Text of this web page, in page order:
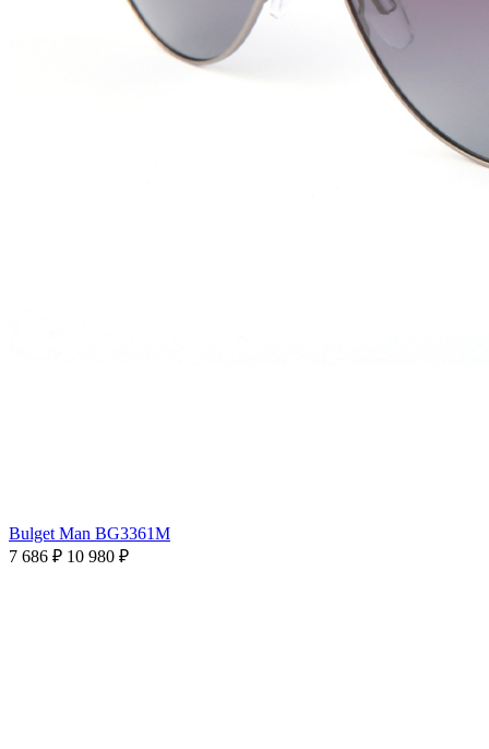
Bulget Man BG3361M
7 686 ₽ 10 980 ₽